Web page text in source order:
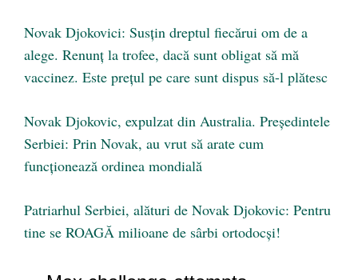
Novak Djokovici: Susțin dreptul fiecărui om de a
alege. Renunț la trofee, dacă sunt obligat să mă
vaccinez. Este prețul pe care sunt dispus să-l plătesc
Novak Djokovic, expulzat din Australia. Președintele
Serbiei: Prin Novak, au vrut să arate cum
funcționează ordinea mondială
Patriarhul Serbiei, alături de Novak Djokovic: Pentru
tine se ROAGĂ milioane de sârbi ortodocşi!